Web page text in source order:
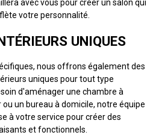
avec vous pour créer un salon qui
votre personnalité.
UNIQUES
nous offrons également des
uniques pour tout type
d'aménager une chambre à
un bureau à domicile, notre équipe
à votre service pour créer des
et fonctionnels.